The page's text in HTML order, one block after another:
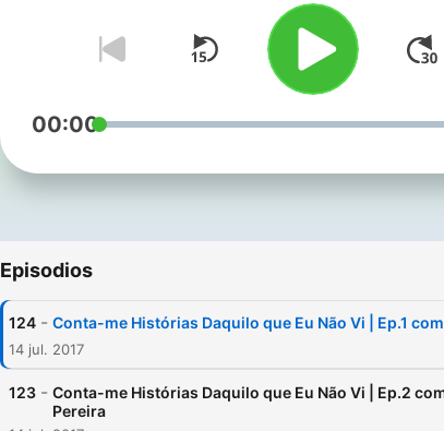
00:00
Episodios
124 - Conta-me Histórias Daquilo que Eu Não Vi | Ep.1
14 jul. 2017
123 - Conta-me Histórias Daquilo que Eu Não Vi | Ep.2
Pereira